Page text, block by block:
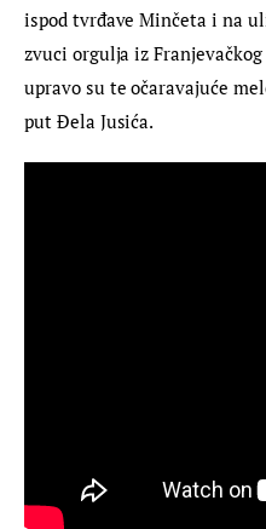
ispod tvrđave Minčeta i na
zvuci orgulja iz
upravo su te očaravajuće
put Đela Jusića.